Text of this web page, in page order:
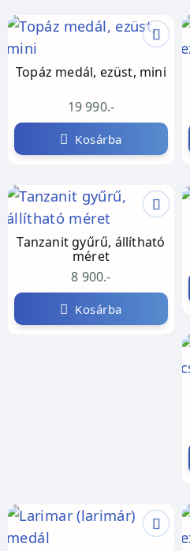
Topáz medál, ezüst, mini
19 990.-
Kosárba
Tanzanit gyűrű, állítható
méret
8 900.-
Kosárba